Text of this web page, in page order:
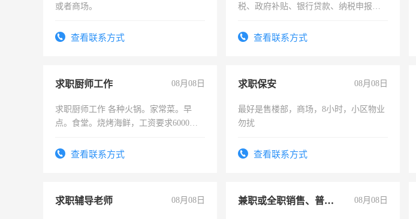
或者商场。
查看联系方式
税、政府补贴、银行贷款、纳税申报、
务，财务咨询等业务。欲求兼职会计工
查看联系方式
求职厨师工作 08月08日
求职厨师工作 各种火锅。家常菜。早
点。食堂。烧烤海鲜，工资要求6000以
查看联系方式
求职保安 08月08日
最好是售楼部，商场，8小时，小区物业
勿扰
查看联系方式
求职辅导老师 08月08日 兼职或全职销售、普工、维修 08月08日